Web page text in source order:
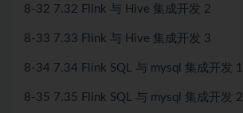
8-32 7.32 Flink 与 Hive 集成开发 2
8-33 7.33 Flink 与 Hive 集成开发 3
8-34 7.34 Flink SQL 与 mysql 集成开发 1
8-35 7.35 Flink SQL 与 mysql 集成开发 2